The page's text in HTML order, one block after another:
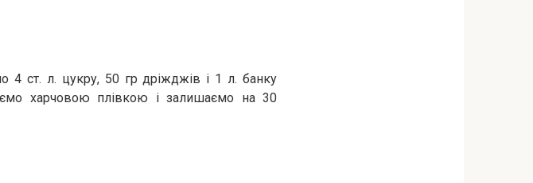
4 ст. л. цукру, 50 гр дріжджів і 1 л. банку
харчовою плівкою і залишаємо на 30